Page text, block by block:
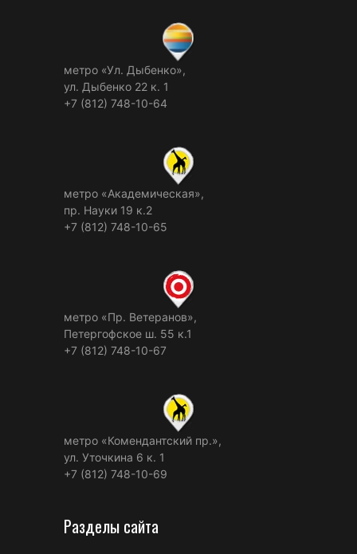
метро «Ул. Дыбенко»,
ул. Дыбенко 22 к. 1
+7 (812) 748-10-64
метро «Академическая»,
пр. Науки 19 к.2
+7 (812) 748-10-65
метро «Пр. Ветеранов»,
Петергофское ш. 55 к.1
+7 (812) 748-10-67
метро «Комендантский пр.»,
ул. Уточкина 6 к. 1
+7 (812) 748-10-69
Разделы сайта